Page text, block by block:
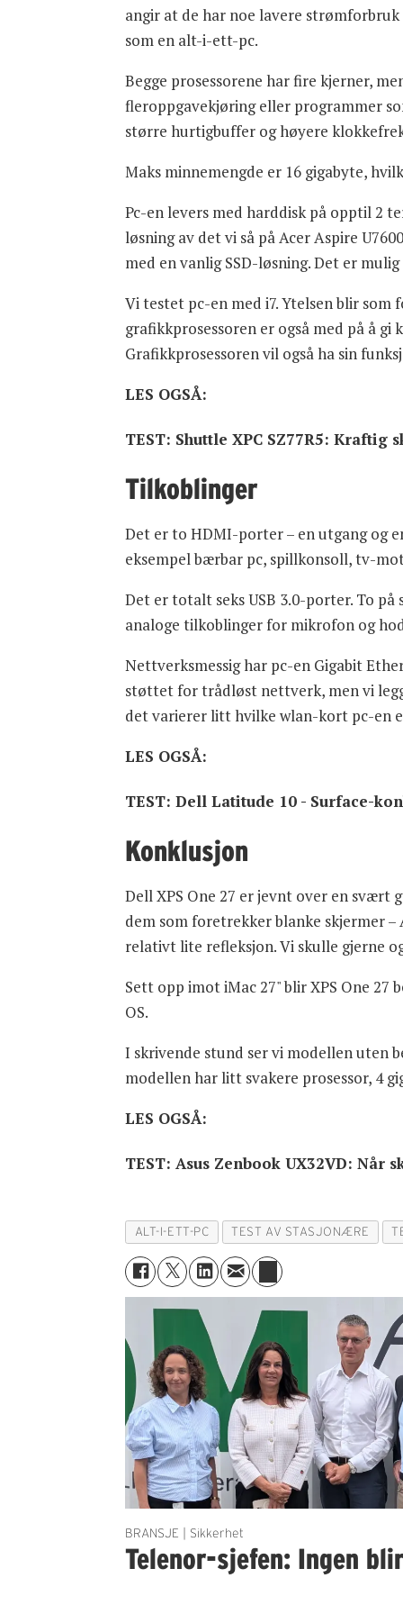
angir at de har noe lavere
som en alt-i-ett-pc.
Begge prosessorene har fire kjerner,
fleroppgavekjøring eller programmer
større hurtigbuffer og høyere
Maks minnemengde er 16 gigabyte,
Pc-en levers med harddisk på opptil 2
løsning av det vi så på Acer Aspire
med en vanlig SSD-løsning. Det er
Vi testet pc-en med i7. Ytelsen blir
grafikkprosessoren er også med på å
Grafikkprosessoren vil også ha sin
LES OGSÅ:
TEST: Shuttle XPC SZ77R5: Kraftig
Tilkoblinger
Det er to HDMI-porter – en utgang og
eksempel bærbar pc, spillkonsoll, tv-
Det er totalt seks USB 3.0-porter. To på
analoge tilkoblinger for mikrofon og
Nettverksmessig har pc-en Gigabit
støttet for trådløst nettverk, men vi
det varierer litt hvilke wlan-kort pc-en
LES OGSÅ:
TEST: Dell Latitude 10 - Surface-
Konklusjon
Dell XPS One 27 er jevnt over en svært
dem som foretrekker blanke skjermer
relativt lite refleksjon. Vi skulle gjerne
Sett opp imot iMac 27" blir XPS One
OS.
I skrivende stund ser vi modellen uten
modellen har litt svakere prosessor, 4
LES OGSÅ:
TEST: Asus Zenbook UX32VD: Når
ALT-I-ETT-PC TEST AV STASJONÆRE
BRANSJE | Sikkerhet
Telenor-sjefen: Ingen